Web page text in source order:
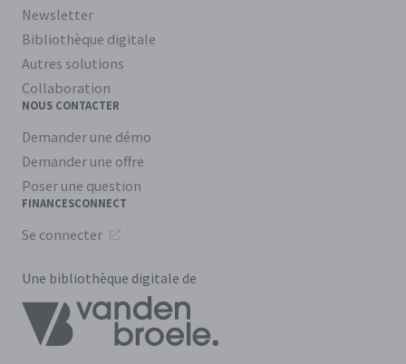
Newsletter
Bibliothèque digitale
Autres solutions
Collaboration
NOUS CONTACTER
Demander une démo
Demander une offre
Poser une question
FINANCESCONNECT
Se connecter
Une bibliothèque digitale de